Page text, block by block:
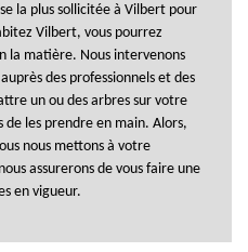
la plus sollicitée à Vilbert pour
Vilbert, vous pourrez
la matière. Nous intervenons
des professionnels et des
un ou des arbres sur votre
les prendre en main. Alors,
nous mettons à votre
assurerons de vous faire une
en vigueur.